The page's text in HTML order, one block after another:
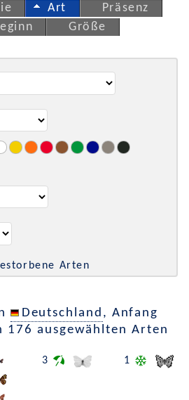
Art
Präsenz
Größe
Arten
Deutschland , Anfang
176 ausgewählten Arten
3 1